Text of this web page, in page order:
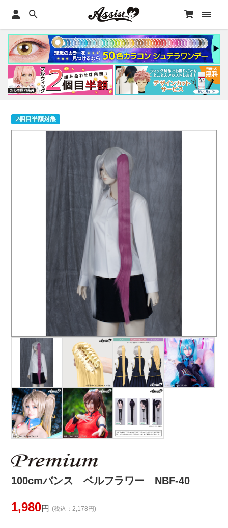
100cmバンス ベルフラワー NBF-40
1,980円 (税込：2,178円)